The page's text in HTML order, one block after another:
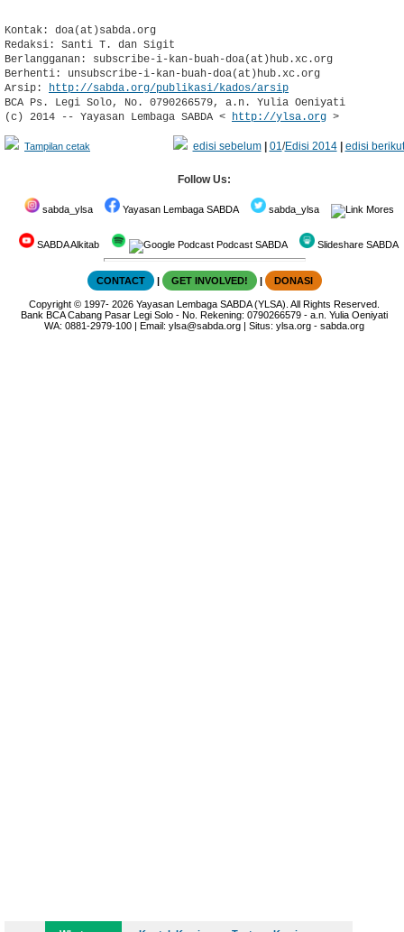
Kontak: doa(at)sabda.org
Redaksi: Santi T. dan Sigit
Berlangganan: subscribe-i-kan-buah-doa(at)hub.xc.org
Berhenti: unsubscribe-i-kan-buah-doa(at)hub.xc.org
Arsip:
http://sabda.org/publikasi/kados/arsip
BCA Ps. Legi Solo, No. 0790266579, a.n. Yulia Oeniyati
(c) 2014 -- Yayasan Lembaga SABDA <
http://ylsa.org >
Tampilan cetak edisi sebelum| 01 /Edisi 2014| edisi berikut
Follow Us:
sabda_ylsa Yayasan Lembaga SABDA sabda_ylsa Mores
SABDA Alkitab Podcast SABDA Slideshare SABDA
CONTACT | GET INVOLVED! | DONASI
Copyright © 1997-2026Yayasan Lembaga SABDA (YLSA). All Rights Reserved.
Bank BCA Cabang Pasar Legi Solo - No. Rekening: 0790266579 - a.n. Yulia Oeniyati
WA:0881-2979-100 | Email:ylsa@sabda.org | Situs:ylsa.org -sabda.org